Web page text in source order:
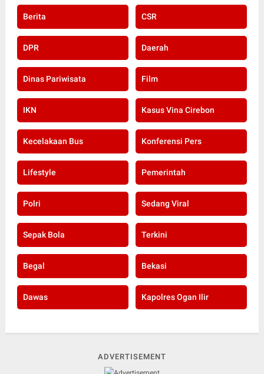
Berita CSR
DPR Daerah
Dinas Pariwisata Film
IKN Kasus Vina Cirebon
Kecelakaan Bus Konferensi Pers
Lifestyle Pemerintah
Polri Sedang Viral
Sepak Bola Terkini
Begal Bekasi
Dawas Kapolres Ogan Ilir
ADVERTISEMENT